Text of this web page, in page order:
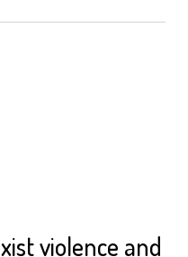
violence and